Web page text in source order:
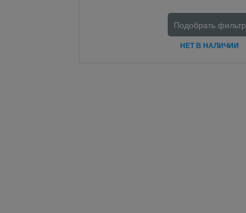
Подобрать фильтр
НЕТ В НАЛИЧИИ